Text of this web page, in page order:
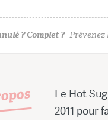
? Complet ? Prévenez
Le Hot
2011 pour